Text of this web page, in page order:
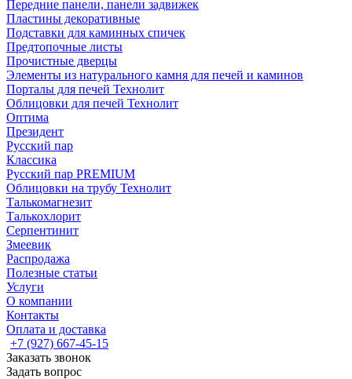
Передние панели, панели задвижек
Пластины декоративные
Подставки для каминных спичек
Предтопочные листы
Прочистные дверцы
Элементы из натурального камня для печей и каминов
Порталы для печей Технолит
Облицовки для печей Технолит
Оптима
Президент
Русский пар
Классика
Русский пар PREMIUM
Облицовки на трубу Технолит
Талькомагнезит
Талькохлорит
Серпентинит
Змеевик
Распродажа
Полезные статьи
Услуги
О компании
Контакты
Оплата и доставка
+7 (927) 667-45-15
Заказать звонок
Задать вопрос